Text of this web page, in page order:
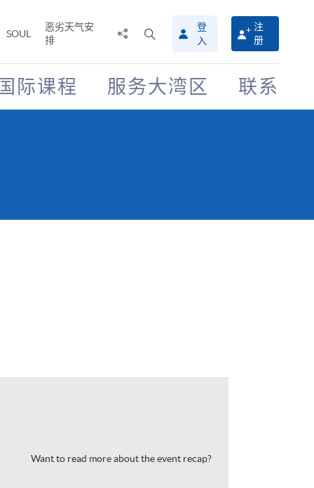
SOUL
恶劣天气安
排
搜
寻
介
面
登
入
注
册
际课程 服务大湾区 联系
Want to read more about the event recap?